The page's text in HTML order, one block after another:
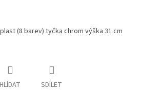
(8 barev) tyčka chrom výška 31 cm
HLÍDAT SDÍLET